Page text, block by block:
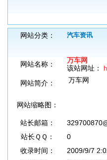
网站分类： 汽车资讯
网站名称：
万车网
该站网址：
网站简介：
万车网
网站缩略图：
站长邮箱：
站长ＱＱ：
0
收录时间：
2009/9/7